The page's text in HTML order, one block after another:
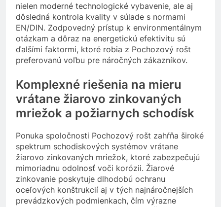
nielen moderné technologické vybavenie, ale aj
dôsledná kontrola kvality v súlade s normami
EN/DIN. Zodpovedný prístup k environmentálnym
otázkam a dôraz na energetickú efektivitu sú
ďalšími faktormi, ktoré robia z Pochozový rošt
preferovanú voľbu pre náročných zákazníkov.
Komplexné riešenia na mieru
vrátane žiarovo zinkovaných
mriežok a požiarnych schodísk
Ponuka spoločnosti Pochozový rošt zahŕňa široké
spektrum schodiskových systémov vrátane
žiarovo zinkovaných mriežok, ktoré zabezpečujú
mimoriadnu odolnosť voči korózii. Žiarové
zinkovanie poskytuje dlhodobú ochranu
oceľových konštrukcií aj v tých najnáročnejších
prevádzkových podmienkach, čím výrazne